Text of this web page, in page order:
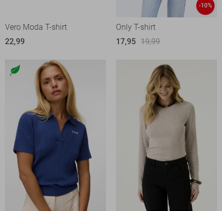
Vero Moda T-shirt
22,99
-10%
Only T-shirt
17,95 19,99